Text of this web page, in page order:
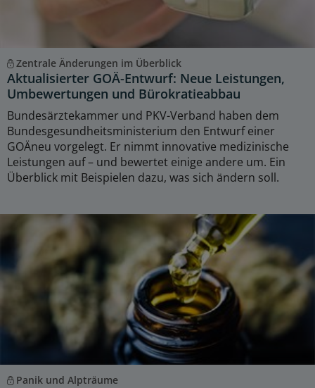
Zentrale Änderungen im Überblick
Aktualisierter GOÄ-Entwurf: Neue Leistungen,
Umbewertungen und Bürokratieabbau
Bundesärztekammer und PKV-Verband haben dem
Bundesgesundheitsministerium den Entwurf einer
GOÄneu vorgelegt. Er nimmt innovative medizinische
Leistungen auf – und bewertet einige andere um. Ein
Überblick mit Beispielen dazu, was sich ändern soll.
Panik und Alpträume